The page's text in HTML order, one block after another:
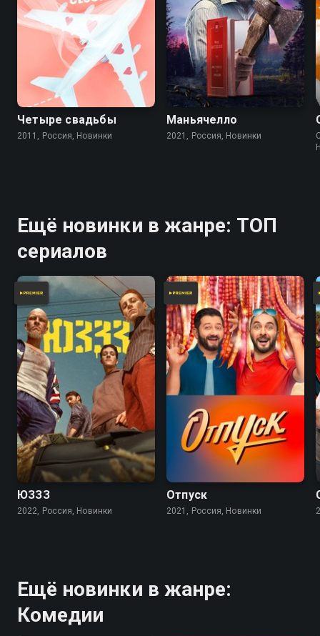
Четыре свадьбы
2011, Россия, Новинки
Маньячелло
2021, Россия, Новинки
Ещё новинки в жанре: ТОП
сериалов
ЮЗЗЗ
2022, Россия, Новинки
Отпуск
2021, Россия, Новинки
Ещё новинки в жанре:
Комедии